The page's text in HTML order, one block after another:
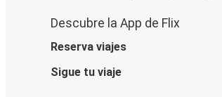
Descubre la App de Flix
Reserva viajes
Sigue tu viaje